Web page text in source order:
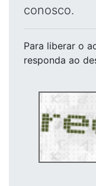
conosco.
Para liberar o
responda ao